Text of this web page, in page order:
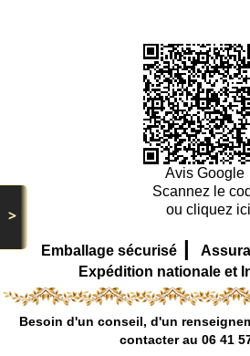
>
Avis Google
Scannez le
ou cliquez ici
Emballage sécurisé |
Expédition nationale et
Besoin d'un conseil, d'un
contacter au 06 41